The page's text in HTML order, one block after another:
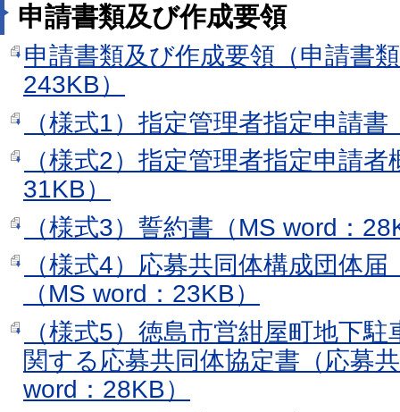
申請書類及び作成要領
申請書類及び作成要領（申請書
243KB）
（様式1）指定管理者指定申請
（様式2）指定管理者指定申請
31KB）
（様式3）誓約書（MS word：
（様式4）応募共同体構成団体
（MS word：23KB）
（様式5）徳島市営紺屋町地下
関する応募共同体協定書（応募
word：28KB）